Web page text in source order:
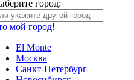
город:
мой город!
El Monte
Москва
Санкт-Петербург